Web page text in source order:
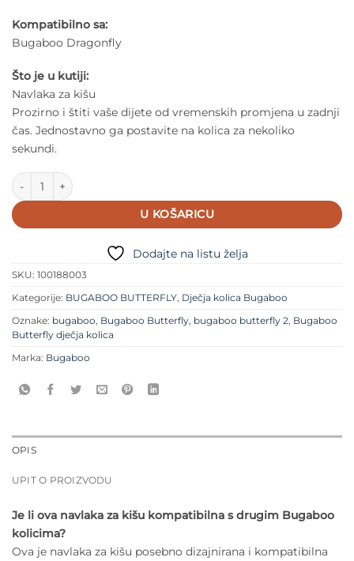
Kompatibilno sa:
Bugaboo Dragonfly
Što je u kutiji:
Navlaka za kišu
Prozirno i štiti vaše dijete od vremenskih promjena u zadnji
čas. Jednostavno ga postavite na kolica za nekoliko
sekundi.
Bugaboo Dragonfly navlaka za kišu količina
U KOŠARICU
Dodajte na listu želja
SKU: 100188003
Kategorije: BUGABOO BUTTERFLY, Dječja kolica Bugaboo
Oznake: bugaboo, Bugaboo Butterfly, bugaboo butterfly 2, Bugaboo
Butterfly dječja kolica
Marka: Bugaboo
OPIS
UPIT O PROIZVODU
Je li ova navlaka za kišu kompatibilna s drugim Bugaboo
kolicima?
Ova je navlaka za kišu posebno dizajnirana i kompatibilna